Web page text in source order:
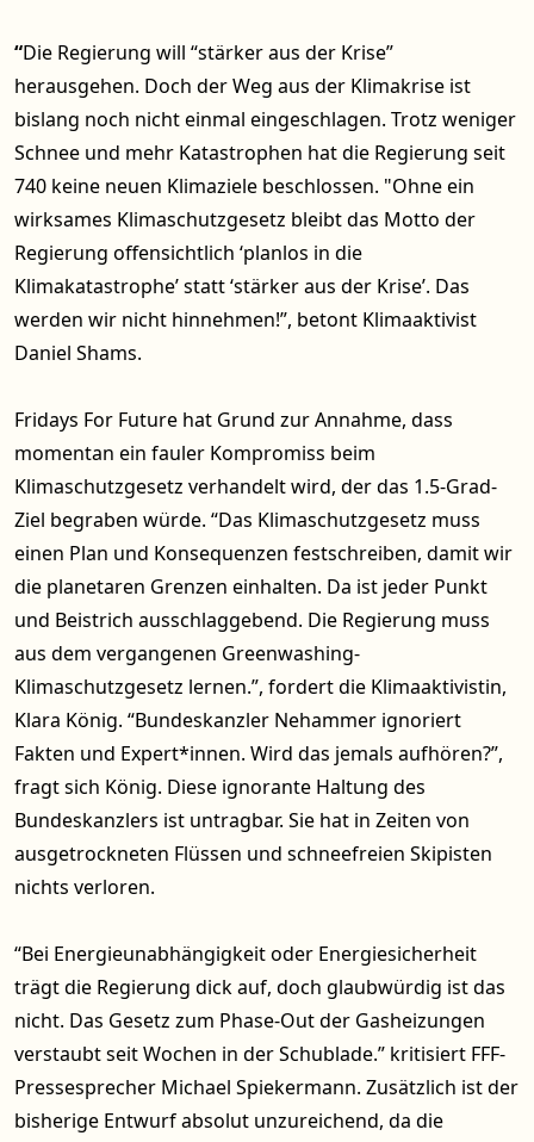
“Die Regierung will “stärker aus der Krise”
herausgehen. Doch der Weg aus der Klimakrise ist
bislang noch nicht einmal eingeschlagen. Trotz weniger
Schnee und mehr Katastrophen hat die Regierung seit
740 keine neuen Klimaziele beschlossen. "Ohne ein
wirksames Klimaschutzgesetz bleibt das Motto der
Regierung offensichtlich ‘planlos in die
Klimakatastrophe’ statt ‘stärker aus der Krise’. Das
werden wir nicht hinnehmen!”, betont Klimaaktivist
Daniel Shams.
Fridays For Future hat Grund zur Annahme, dass
momentan ein fauler Kompromiss beim
Klimaschutzgesetz verhandelt wird, der das 1.5-Grad-
Ziel begraben würde. “Das Klimaschutzgesetz muss
einen Plan und Konsequenzen festschreiben, damit wir
die planetaren Grenzen einhalten. Da ist jeder Punkt
und Beistrich ausschlaggebend. Die Regierung muss
aus dem vergangenen Greenwashing-
Klimaschutzgesetz lernen.”, fordert die Klimaaktivistin,
Klara König. “Bundeskanzler Nehammer ignoriert
Fakten und Expert*innen. Wird das jemals aufhören?”,
fragt sich König. Diese ignorante Haltung des
Bundeskanzlers ist untragbar. Sie hat in Zeiten von
ausgetrockneten Flüssen und schneefreien Skipisten
nichts verloren.
“Bei Energieunabhängigkeit oder Energiesicherheit
trägt die Regierung dick auf, doch glaubwürdig ist das
nicht. Das Gesetz zum Phase-Out der Gasheizungen
verstaubt seit Wochen in der Schublade.” kritisiert FFF-
Pressesprecher Michael Spiekermann. Zusätzlich ist der
bisherige Entwurf absolut unzureichend, da die